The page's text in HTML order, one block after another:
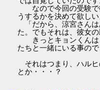
なので今回の受験で
うするかを決めて欲し
「だから、涼宮さんは
た。でもそれは、彼女
きっとキョンくんは
たちと一緒にいる事の
それはつまり、ハルヒ
とか・・・？